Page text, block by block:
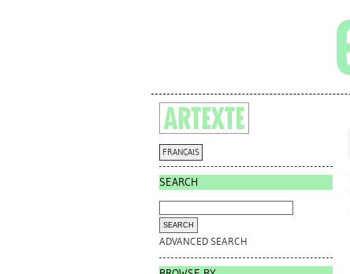
FRANÇAIS
SEARCH
ADVANCED SEARCH